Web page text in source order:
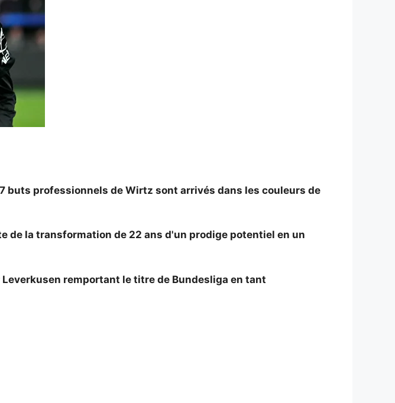
buts professionnels de Wirtz sont arrivés dans les couleurs de
de la transformation de 22 ans d'un prodige potentiel en un
remportant le titre de Bundesliga en tant